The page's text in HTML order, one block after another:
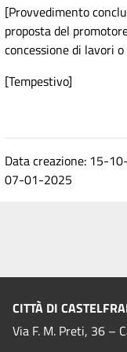
[Provvedimento
proposta del
concessione di lavori
[Tempestivo]
Data creazione: 15-
07-01-2025
CITTÀ DI
Via F. M. Preti, 36 –